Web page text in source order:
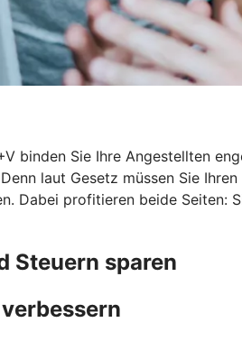
binden Sie Ihre Angestellten
laut Gesetz müssen Sie
Dabei profitieren beide Seiten:
Steuern sparen